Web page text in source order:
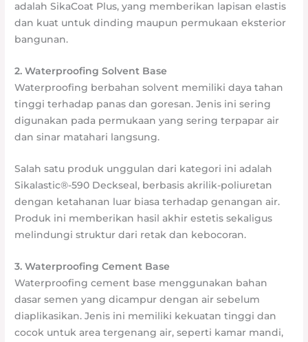
adalah SikaCoat Plus, yang memberikan lapisan elastis
dan kuat untuk dinding maupun permukaan eksterior
bangunan.
2. Waterproofing Solvent Base
Waterproofing berbahan solvent memiliki daya tahan
tinggi terhadap panas dan goresan. Jenis ini sering
digunakan pada permukaan yang sering terpapar air
dan sinar matahari langsung.
Salah satu produk unggulan dari kategori ini adalah
Sikalastic®-590 Deckseal, berbasis akrilik-poliuretan
dengan ketahanan luar biasa terhadap genangan air.
Produk ini memberikan hasil akhir estetis sekaligus
melindungi struktur dari retak dan kebocoran.
3. Waterproofing Cement Base
Waterproofing cement base menggunakan bahan
dasar semen yang dicampur dengan air sebelum
diaplikasikan. Jenis ini memiliki kekuatan tinggi dan
cocok untuk area tergenang air, seperti kamar mandi,